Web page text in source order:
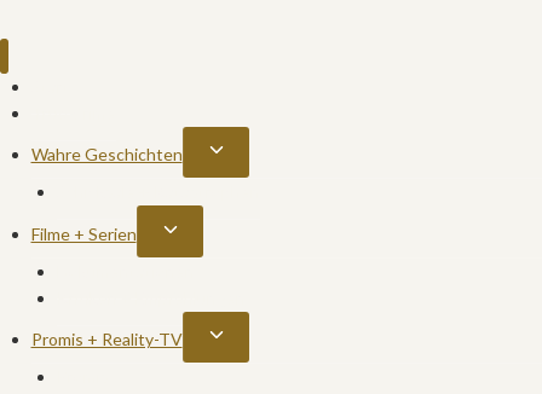
Wahre Geschichten
Untermenü
umschalten
Filme + Serien
Untermenü
umschalten
Promis + Reality-TV
Untermenü
umschalten